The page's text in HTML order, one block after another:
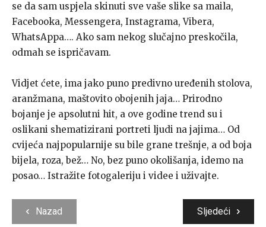
se da sam uspjela skinuti sve vaše slike sa maila,
Facebooka, Messengera, Instagrama, Vibera,
WhatsAppa…. Ako sam nekog slučajno preskočila,
odmah se ispričavam.
Vidjet ćete, ima jako puno predivno uređenih stolova,
aranžmana, maštovito obojenih jaja… Prirodno
bojanje je apsolutni hit, a ove godine trend su i
oslikani shematizirani portreti ljudi na jajima… Od
cvijeća najpopularnije su bile grane trešnje, a od boja
bijela, roza, bež… No, bez puno okolišanja, idemo na
posao… Istražite fotogaleriju i videe i uživajte.
Nazad Sljedeći